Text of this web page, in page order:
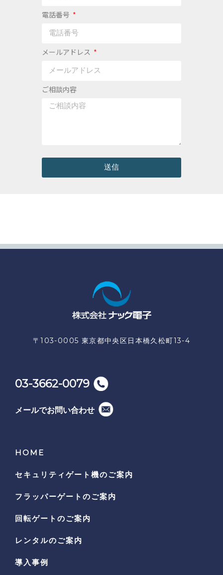
電話番号
メールアドレス
ご相談内容
送信
〒103-0005 東京都中央区日本橋久松町13-4
03-3662-0079
メールでお問い合わせ
HOME
セキュリティゲート機のご案内
フラッパーゲートのご案内
回転ゲートのご案内
レンタルのご案内
導入事例